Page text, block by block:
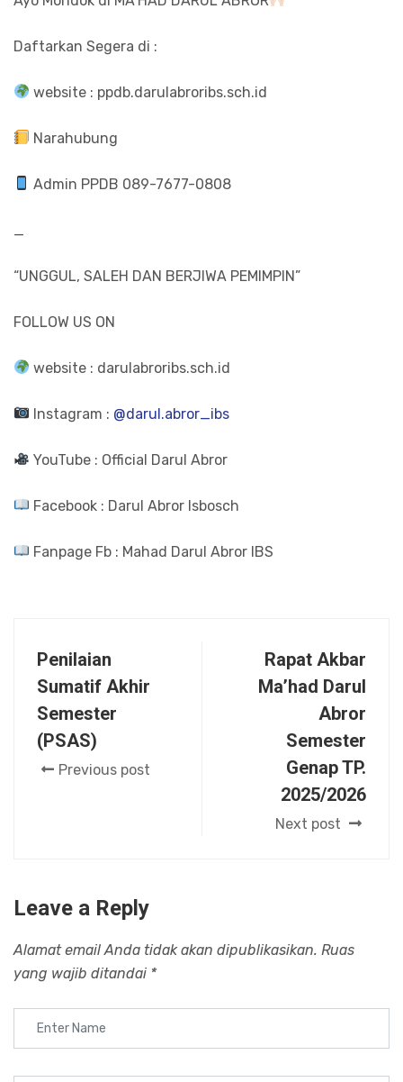
Daftarkan Segera di :
website : ppdb.darulabroribs.sch.id
Narahubung
Admin PPDB 089-7677-0808
“UNGGUL, SALEH DAN BERJIWA PEMIMPIN”
FOLLOW US ON
website : darulabroribs.sch.id
Instagram : @darul.abror_ibs
YouTube : Official Darul Abror
Facebook : Darul Abror Isbosch
Fanpage Fb : Mahad Darul Abror IBS
Penilaian
Sumatif Akhir
Semester
(PSAS)
Previous post
Rapat Akbar
Ma’had Darul
Abror
Semester
Genap TP.
2025/2026
Next post
Leave a Reply
Alamat email Anda tidak akan dipublikasikan. Ruas
yang wajib ditandai *